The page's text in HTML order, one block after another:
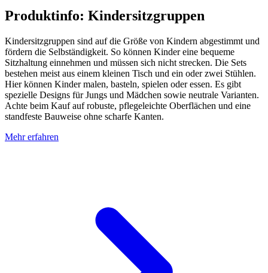
Produktinfo: Kindersitzgruppen
Kindersitzgruppen sind auf die Größe von Kindern abgestimmt und
fördern die Selbständigkeit. So können Kinder eine bequeme
Sitzhaltung einnehmen und müssen sich nicht strecken. Die Sets
bestehen meist aus einem kleinen Tisch und ein oder zwei Stühlen.
Hier können Kinder malen, basteln, spielen oder essen. Es gibt
spezielle Designs für Jungs und Mädchen sowie neutrale Varianten.
Achte beim Kauf auf robuste, pflegeleichte Oberflächen und eine
standfeste Bauweise ohne scharfe Kanten.
Mehr erfahren